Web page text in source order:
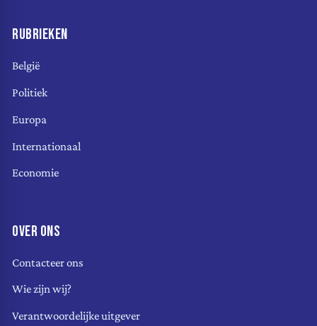
RUBRIEKEN
België
Politiek
Europa
Internationaal
Economie
OVER ONS
Contacteer ons
Wie zijn wij?
Verantwoordelijke uitgever